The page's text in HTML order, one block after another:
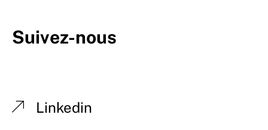
Suivez-nous
Linkedin